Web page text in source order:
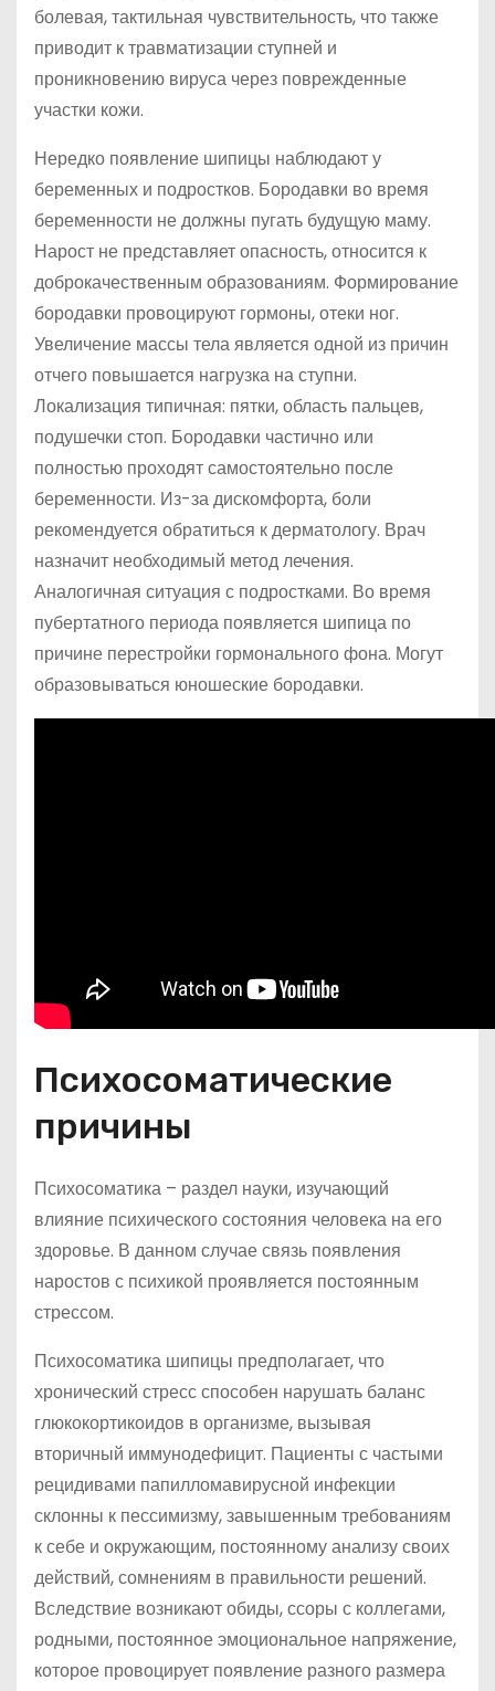
болевая, тактильная чувствительность, что также
приводит к травматизации ступней и
проникновению вируса через поврежденные
участки кожи.
Нередко появление шипицы наблюдают у
беременных и подростков. Бородавки во время
беременности не должны пугать будущую маму.
Нарост не представляет опасность, относится к
доброкачественным образованиям. Формирование
бородавки провоцируют гормоны, отеки ног.
Увеличение массы тела является одной из причин
отчего повышается нагрузка на ступни.
Локализация типичная: пятки, область пальцев,
подушечки стоп. Бородавки частично или
полностью проходят самостоятельно после
беременности. Из-за дискомфорта, боли
рекомендуется обратиться к дерматологу. Врач
назначит необходимый метод лечения.
Аналогичная ситуация с подростками. Во время
пубертатного периода появляется шипица по
причине перестройки гормонального фона. Могут
образовываться юношеские бородавки.
Психосоматические
причины
Психосоматика – раздел науки, изучающий
влияние психического состояния человека на его
здоровье. В данном случае связь появления
наростов с психикой проявляется постоянным
стрессом.
Психосоматика шипицы предполагает, что
хронический стресс способен нарушать баланс
глюкокортикоидов в организме, вызывая
вторичный иммунодефицит. Пациенты с частыми
рецидивами папилломавирусной инфекции
склонны к пессимизму, завышенным требованиям
к себе и окружающим, постоянному анализу своих
действий, сомнениям в правильности решений.
Вследствие возникают обиды, ссоры с коллегами,
родными, постоянное эмоциональное напряжение,
которое провоцирует появление разного размера